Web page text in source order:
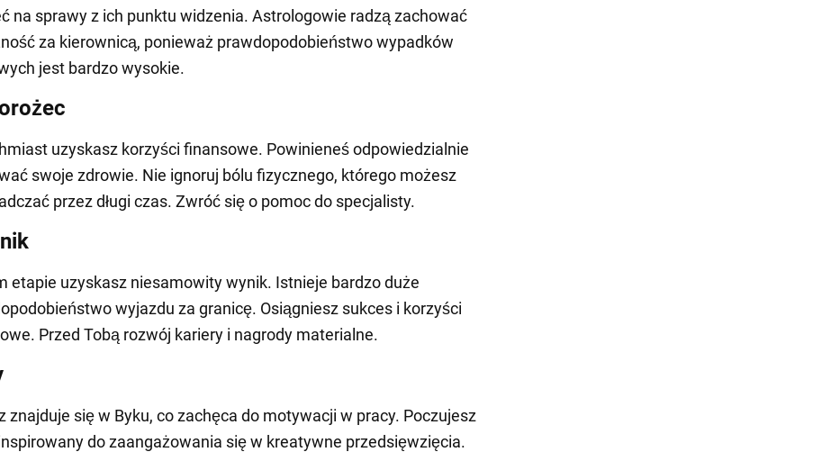
na sprawy z ich punktu widzenia. Astrologowie radzą zachować
za kierownicą, ponieważ prawdopodobieństwo wypadków
jest bardzo wysokie.
uzyskasz korzyści finansowe. Powinieneś odpowiedzialnie
swoje zdrowie. Nie ignoruj bólu fizycznego, którego możesz
przez długi czas. Zwróć się o pomoc do specjalisty.
etapie uzyskasz niesamowity wynik. Istnieje bardzo duże
wyjazdu za granicę. Osiągniesz sukces i korzyści
Przed Tobą rozwój kariery i nagrody materialne.
znajduje się w Byku, co zachęca do motywacji w pracy. Poczujesz
do zaangażowania się w kreatywne przedsięwzięcia.